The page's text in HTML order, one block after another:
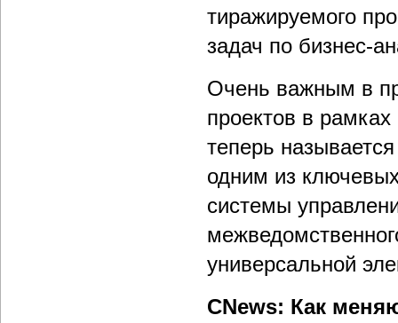
тиражируемого
задач по бизнес-
Очень важным в
проектов в
теперь
одним из
системы
универсальной
CNews: Как